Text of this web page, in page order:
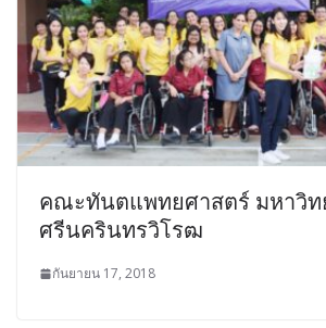
คณะทันตแพทยศาสตร์ มหาวิท
ศรีนครินทรวิโรฒ
กันยายน 17, 2018